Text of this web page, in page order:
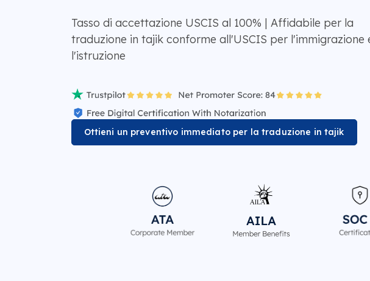
Tasso di accettazione USCIS al 100% | Affidabile per la
traduzione in tajik conforme all'USCIS per l'immigrazione
l'istruzione
Ottieni un preventivo immediato per la traduzione in tajik